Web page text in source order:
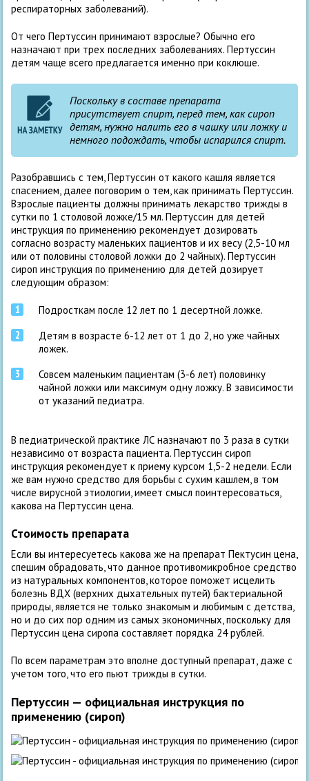
респираторных заболеваний).
От чего Пертуссин принимают взрослые? Обычно его
назначают при трех последних заболеваниях. Пертуссин
детям чаще всего предлагается именно при коклюше.
Поскольку в составе препарата
присутствует спирт, перед тем, как сироп
детям, нужно налить его в чашку или ложку и
немного подождать, чтобы испарился спирт.
Разобравшись с тем, Пертуссин от какого кашля является
спасением, далее поговорим о тем, как принимать Пертуссин.
Взрослые пациенты должны принимать лекарство трижды в
сутки по 1 столовой ложке/15 мл. Пертуссин для детей
инструкция по применению рекомендует дозировать
согласно возрасту маленьких пациентов и их весу (2,5-10 мл
или от половины столовой ложки до 2 чайных). Пертуссин
сироп инструкция по применению для детей дозирует
следующим образом:
Подросткам после 12 лет по 1 десертной ложке.
Детям в возрасте 6-12 лет от 1 до 2, но уже чайных
ложек.
Совсем маленьким пациентам (3-6 лет) половинку
чайной ложки или максимум одну ложку. В зависимости
от указаний педиатра.
В педиатрической практике ЛС назначают по 3 раза в сутки
независимо от возраста пациента. Пертуссин сироп
инструкция рекомендует к приему курсом 1,5-2 недели. Если
же вам нужно средство для борьбы с сухим кашлем, в том
числе вирусной этиологии, имеет смысл поинтересоваться,
какова на Пертуссин цена.
Стоимость препарата
Если вы интересуетесь какова же на препарат Пектусин цена,
спешим обрадовать, что данное противомикробное средство
из натуральных компонентов, которое поможет исцелить
болезнь ВДХ (верхних дыхательных путей) бактериальной
природы, является не только знакомым и любимым с детства,
но и до сих пор одним из самых экономичных, поскольку для
Пертуссин цена сиропа составляет порядка 24 рублей.
По всем параметрам это вполне доступный препарат, даже с
учетом того, что его пьют трижды в сутки.
Пертуссин — официальная инструкция по
применению (сироп)